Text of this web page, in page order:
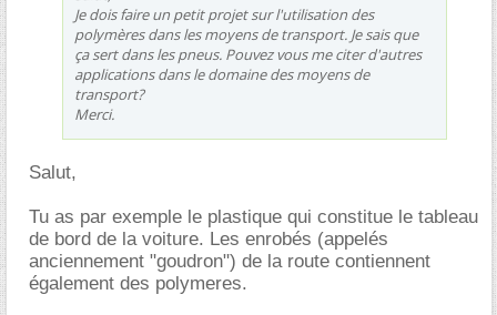
Je dois faire un petit projet sur l'utilisation des
polymères dans les moyens de transport. Je sais que
ça sert dans les pneus. Pouvez vous me citer d'autres
applications dans le domaine des moyens de
transport?
Merci.
Salut,
Tu as par exemple le plastique qui constitue le tableau
de bord de la voiture. Les enrobés (appelés
anciennement "goudron") de la route contiennent
également des polymeres.